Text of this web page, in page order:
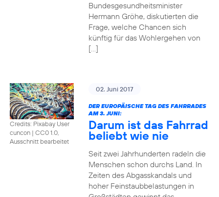
Bundesgesundheitsminister
Hermann Gröhe, diskutierten die
Frage, welche Chancen sich
künftig für das Wohlergehen von
[…]
Credits: Pixabay User
cuncon | CC0 1.0,
Ausschnitt bearbeitet
02. Juni 2017
DER EUROPÄISCHE TAG DES FAHRRADES
AM 3. JUNI:
Darum ist das Fahrrad
beliebt wie nie
Seit zwei Jahrhunderten radeln die
Menschen schon durchs Land. In
Zeiten des Abgasskandals und
hoher Feinstaubbelastungen in